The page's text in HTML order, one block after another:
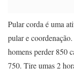
Pular corda é uma
pular e
homens perder 850
750. Tire umas 2